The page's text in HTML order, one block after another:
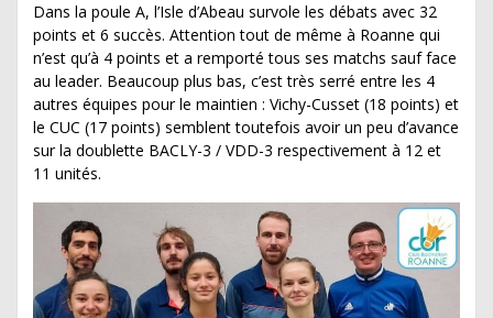
Dans la poule A, l’Isle d’Abeau survole les débats avec 32
points et 6 succès. Attention tout de même à Roanne qui
n’est qu’à 4 points et a remporté tous ses matchs sauf face
au leader. Beaucoup plus bas, c’est très serré entre les 4
autres équipes pour le maintien : Vichy-Cusset (18 points) et
le CUC (17 points) semblent toutefois avoir un peu d’avance
sur la doublette BACLY-3 / VDD-3 respectivement à 12 et
11 unités.